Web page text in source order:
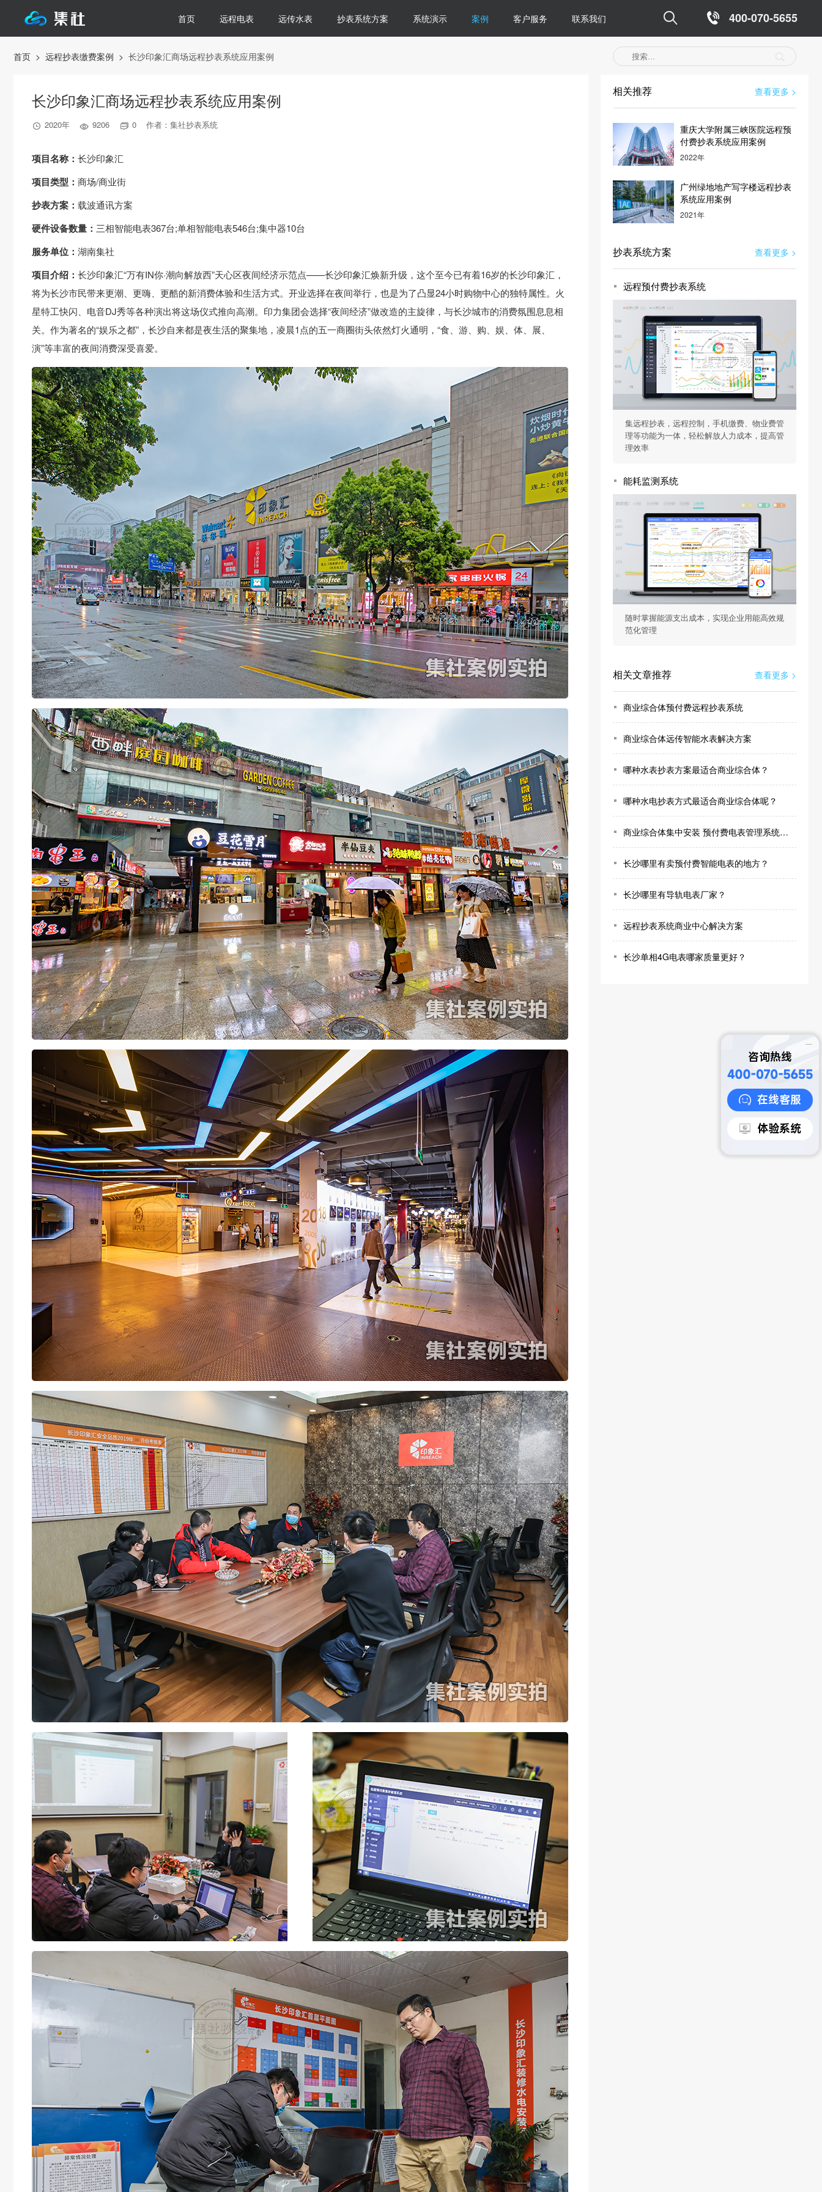
 400-070-5655
首页 远程电表 远传水表 抄表系统方案 系统演示 案例 客户服务 联系我们
首页 > 远程抄表缴费案例 > 长沙印象汇商场远程抄表系统应用案例
长沙印象汇商场远程抄表系统应用案例
 2020年  9206  0 作者：集社抄表系统
项目名称： 长沙印象汇
项目类型： 商场/商业街
抄表方案： 载波通讯方案
硬件设备数量： 三相智能电表367台;单相智能电表546台;集中器10台
服务单位： 湖南集社
项目介绍： 长沙印象汇“万有IN你·潮向解放西”天心区夜间经济示范点——长沙印象汇焕新升级，这个至今已有着16岁的长沙印象汇，
将为长沙市民带来更潮、更嗨、更酷的新消费体验和生活方式。开业选择在夜间举行，也是为了凸显24小时购物中心的独特属性。火
星特工快闪、电音DJ秀等各种演出将这场仪式推向高潮。印力集团会选择“夜间经济”做改造的主旋律，与长沙城市的消费氛围息息相
关。作为著名的“娱乐之都”，长沙自来都是夜生活的聚集地，凌晨1点的五一商圈街头依然灯火通明，“食、游、购、娱、体、展、
演”等丰富的夜间消费深受喜爱。
查看更多 >
相关推荐
重庆大学附属三峡医院远程预
付费抄表系统应用案例
2022年
广州绿地地产写字楼远程抄表
系统应用案例
2021年
查看更多 >
抄表系统方案
远程预付费抄表系统
集远程抄表，远程控制，手机缴费、物业费管
理等功能为一体，轻松解放人力成本，提高管
理效率
能耗监测系统
随时掌握能源支出成本，实现企业用能高效规
范化管理
查看更多 >
相关文章推荐
商业综合体预付费远程抄表系统
商业综合体远传智能水表解决方案
哪种水表抄表方案最适合商业综合体？
哪种水电抄表方式最适合商业综合体呢？
商业综合体集中安装 预付费电表管理系统方案推荐
长沙哪里有卖预付费智能电表的地方？
长沙哪里有导轨电表厂家？
远程抄表系统商业中心解决方案
长沙单相4G电表哪家质量更好？
咨询热线
在线客服
体验系统